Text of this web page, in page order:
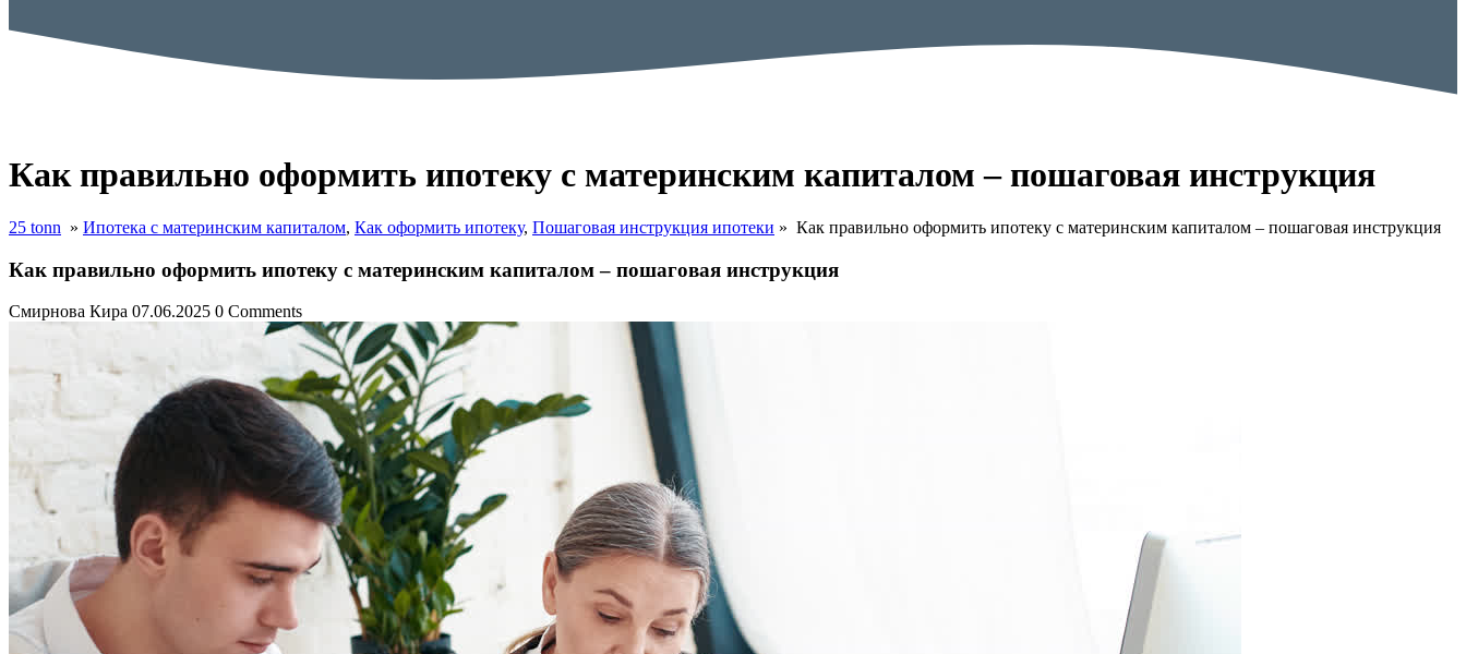
Как правильно оформить ипотеку с материнским капиталом – пошаговая инструкция
25 tonn » Ипотека с материнским капиталом, Как оформить ипотеку, Пошаговая инструкция ипотеки » Как правильно оформить ипотеку с материнским капиталом – пошаговая инструкция
Как правильно оформить ипотеку с материнским капиталом – пошаговая инструкция
Смирнова Кира 07.06.2025 0 Comments